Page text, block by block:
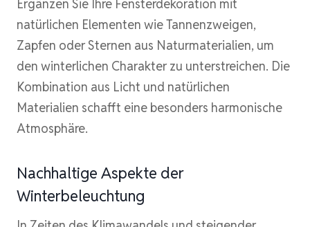
Ergänzen Sie Ihre Fensterdekoration mit
natürlichen Elementen wie Tannenzweigen,
Zapfen oder Sternen aus Naturmaterialien, um
den winterlichen Charakter zu unterstreichen. Die
Kombination aus Licht und natürlichen
Materialien schafft eine besonders harmonische
Atmosphäre.
Nachhaltige Aspekte der
Winterbeleuchtung